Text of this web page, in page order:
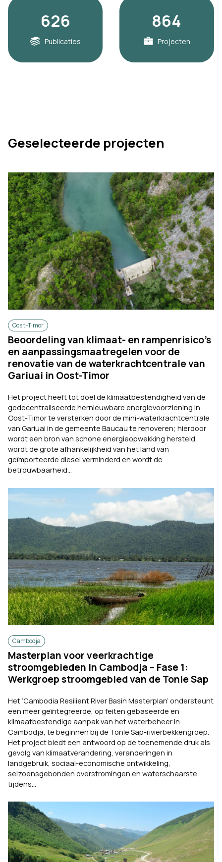
626
Publicaties
864
Projecten
Geselecteerde projecten
Oost-Timor
Beoordeling van klimaat- en rampenrisico’s
en aanpassingsmaatregelen voor de
renovatie van de waterkrachtcentrale van
Gariuai in Oost-Timor
Het project heeft tot doel de klimaatbestendigheid van de
gedecentraliseerde hernieuwbare energievoorziening in
Oost-Timor te versterken door de mini-waterkrachtcentrale
van Gariuai in de gemeente Baucau te renoveren; hierdoor
wordt een bron van schone energieopwekking hersteld,
wordt de grote afhankelijkheid van het land van
geïmporteerde diesel verminderd en wordt de
betrouwbaarheid...
Cambodja
Masterplan voor veerkrachtige
stroomgebieden in Cambodja – Fase 1:
Werkgroep stroomgebied van de Tonle Sap
Het ‘Cambodia Resilient River Basin Masterplan’ ondersteunt
een meer geïntegreerde, op feiten gebaseerde en
klimaatbestendige aanpak van het waterbeheer in
Cambodja, te beginnen bij de Tonle Sap-rivierbekkengroep.
Het project biedt een antwoord op de toenemende druk als
gevolg van klimaatverandering, veranderingen in
landgebruik, sociaal-economische ontwikkeling,
seizoensgebonden overstromingen en waterschaarste
tijdens...